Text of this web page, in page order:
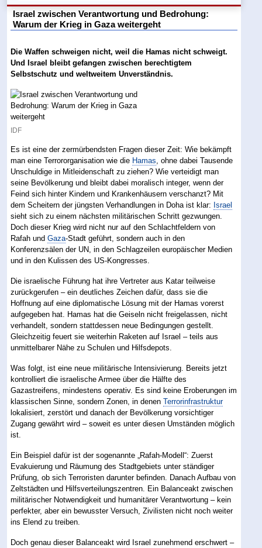
Israel zwischen Verantwortung und Bedrohung:
Warum der Krieg in Gaza weitergeht
Die Waffen schweigen nicht, weil die Hamas nicht schweigt.
Und Israel bleibt gefangen zwischen berechtigtem
Selbstschutz und weltweitem Unverständnis.
IDF
Es ist eine der zermürbendsten Fragen dieser Zeit: Wie bekämpft
man eine Terrororganisation wie die Hamas, ohne dabei Tausende
Unschuldige in Mitleidenschaft zu ziehen? Wie verteidigt man
seine Bevölkerung und bleibt dabei moralisch integer, wenn der
Feind sich hinter Kindern und Krankenhäusern verschanzt? Mit
dem Scheitern der jüngsten Verhandlungen in Doha ist klar: Israel
sieht sich zu einem nächsten militärischen Schritt gezwungen.
Doch dieser Krieg wird nicht nur auf den Schlachtfeldern von
Rafah undGaza-Stadt geführt, sondern auch in den
Konferenzsälen der UN, in den Schlagzeilen europäischer Medien
und in den Kulissen des US-Kongresses.
Die israelische Führung hat ihre Vertreter aus Katar teilweise
zurückgerufen – ein deutliches Zeichen dafür, dass sie die
Hoffnung auf eine diplomatische Lösung mit der Hamas vorerst
aufgegeben hat. Hamas hat die Geiseln nicht freigelassen, nicht
verhandelt, sondern stattdessen neue Bedingungen gestellt.
Gleichzeitig feuert sie weiterhin Raketen auf Israel – teils aus
unmittelbarer Nähe zu Schulen und Hilfsdepots.
Was folgt, ist eine neue militärische Intensivierung. Bereits jetzt
kontrolliert die israelische Armee über die Hälfte des
Gazastreifens, mindestens operativ. Es sind keine Eroberungen im
klassischen Sinne, sondern Zonen, in denenTerrorinfrastruktur
lokalisiert, zerstört und danach der Bevölkerung vorsichtiger
Zugang gewährt wird – soweit es unter diesen Umständen möglich
ist.
Ein Beispiel dafür ist der sogenannte „Rafah-Modell“: Zuerst
Evakuierung und Räumung des Stadtgebiets unter ständiger
Prüfung, ob sich Terroristen darunter befinden. Danach Aufbau von
Zeltstädten und Hilfsverteilungszentren. Ein Balanceakt zwischen
militärischer Notwendigkeit und humanitärer Verantwortung – kein
perfekter, aber ein bewusster Versuch, Zivilisten nicht noch weiter
ins Elend zu treiben.
Doch genau dieser Balanceakt wird Israel zunehmend erschwert –